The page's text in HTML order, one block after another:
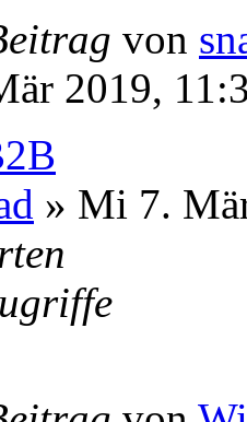
von
2019,
» Mi 7.